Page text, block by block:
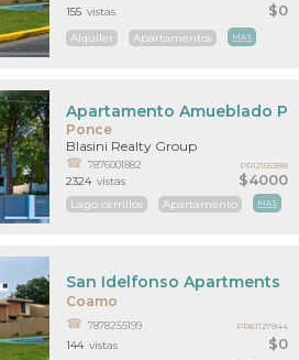
$0
Alquiler Apartamentos MAS
155 vistas
Ponce
$4000
Apartamento Amueblado
Blasini Realty Group
7876001882
Lago cerrillos Apartamento MAS
2324 vistas
PR12155388
Coamo
$0
San Idelfonso Apartments
7878255199
144 vistas
PR61127844